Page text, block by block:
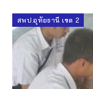
สพป.อุทัยธานี เขต 2